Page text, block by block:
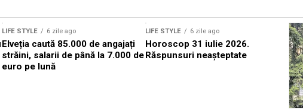
LIFE STYLE 6 zile ago
Elveția caută 85.000 de angajați
străini, salarii de până la 7.000 de
euro pe lună
LIFE STYLE 6 zile ago
Horoscop 31 iulie 2026.
Răspunsuri neașteptate